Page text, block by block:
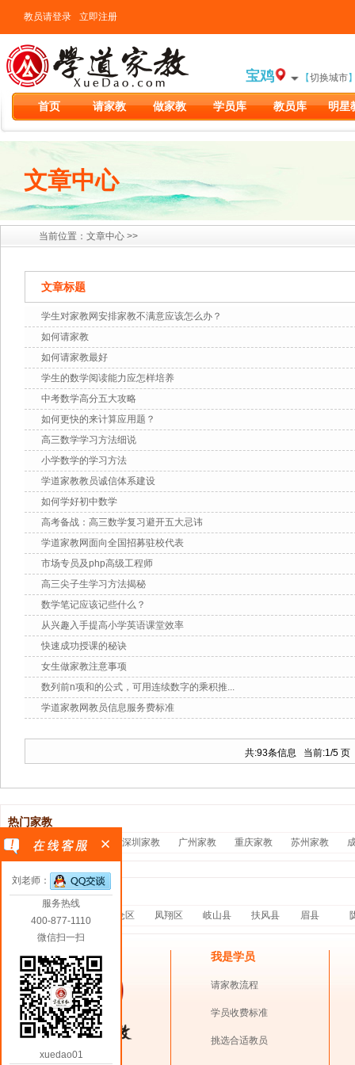
教员请登录 立即注册
宝鸡 【切换城市
首页 请家教 做家教 学员库 教员库 明星
文章中心
当前位置：文章中心 >>
文章标题
学生对家教网安排家教不满意应该怎么办？
如何请家教
如何请家教最好
学生的数学阅读能力应怎样培养
中考数学高分五大攻略
如何更快的来计算应用题？
高三数学学习方法细说
小学数学的学习方法
学道家教教员诚信体系建设
如何学好初中数学
高考备战：高三数学复习避开五大忌讳
学道家教网面向全国招募驻校代表
市场专员及php高级工程师
高三尖子生学习方法揭秘
数学笔记应该记些什么？
从兴趣入手提高小学英语课堂效率
快速成功授课的秘诀
女生做家教注意事项
数列前n项和的公式，可用连续数字的乘积推...
学道家教网教员信息服务费标准
共:93条信息 当前:1/5
热门家教
北京家教 上海家教 深圳家教 广州家教 重庆家教 苏州家教
分站家教
渭滨区 金台区 陈仓区 凤翔区 岐山县 扶风县 眉县
我是学员
请家教流程
学员收费标准
挑选合适教员
刘老师：
服务热线
400-877-1110
微信扫一扫
xuedao01